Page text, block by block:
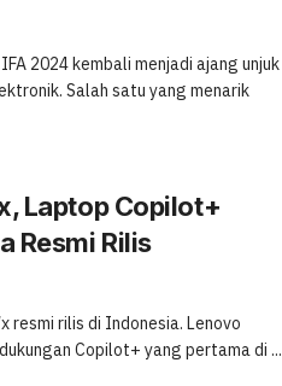
2024 kembali menjadi ajang unjuk
Salah satu yang menarik
Laptop Copilot+
Resmi Rilis
resmi rilis di Indonesia. Lenovo
Copilot+ yang pertama di ...